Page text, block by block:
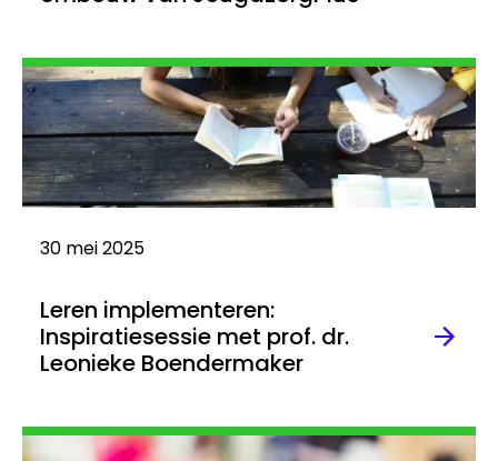
meer
30 mei 2025
Leren implementeren:
Inspiratiesessie met prof. dr.
Leonieke Boendermaker
meer